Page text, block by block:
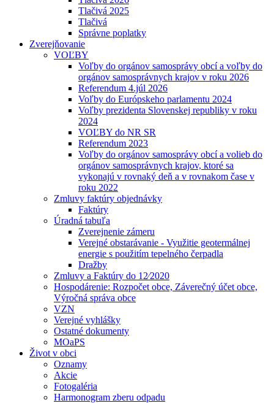
Tlačivá 2025
Tlačivá
Správne poplatky
Zverejňovanie
VOĽBY
Voľby do orgánov samosprávy obcí a voľby do
orgánov samosprávnych krajov v roku 2026
Referendum 4.júl 2026
Voľby do Európskeho parlamentu 2024
Voľby prezidenta Slovenskej republiky v roku
2024
VOĽBY do NR SR
Referendum 2023
Voľby do orgánov samosprávy obcí a volieb do
orgánov samosprávnych krajov, ktoré sa
vykonajú v rovnaký deň a v rovnakom čase v
roku 2022
Zmluvy faktúry objednávky
Faktúry
Úradná tabuľa
Zverejnenie zámeru
Verejné obstarávanie - Využitie geotermálnej
energie s použitím tepelného čerpadla
Dražby
Zmluvy a Faktúry do 12⁄2020
Hospodárenie: Rozpočet obce, Záverečný účet obce,
Výročná správa obce
VZN
Verejné vyhlášky
Ostatné dokumenty
MOaPS
Život v obci
Oznamy
Akcie
Fotogaléria
Harmonogram zberu odpadu